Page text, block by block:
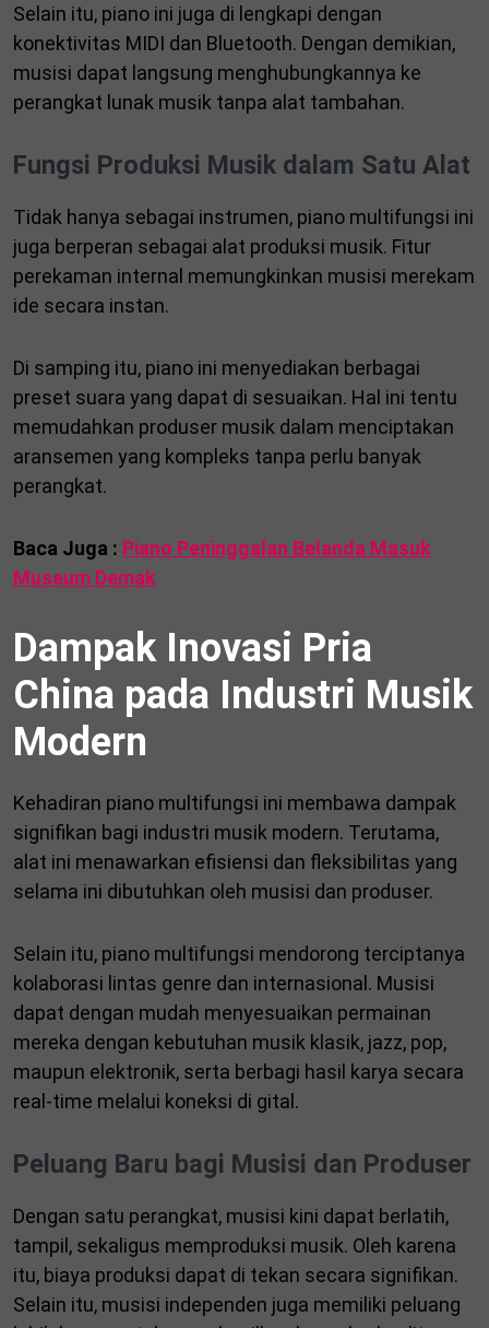
Selain itu, piano ini juga di lengkapi dengan
konektivitas MIDI dan Bluetooth. Dengan demikian,
musisi dapat langsung menghubungkannya ke
perangkat lunak musik tanpa alat tambahan.
Fungsi Produksi Musik dalam Satu Alat
Tidak hanya sebagai instrumen, piano multifungsi ini
juga berperan sebagai alat produksi musik. Fitur
perekaman internal memungkinkan musisi merekam
ide secara instan.
Di samping itu, piano ini menyediakan berbagai
preset suara yang dapat di sesuaikan. Hal ini tentu
memudahkan produser musik dalam menciptakan
aransemen yang kompleks tanpa perlu banyak
perangkat.
Baca Juga : Piano Peninggalan Belanda Masuk
Museum Demak
Dampak Inovasi Pria
China pada Industri Musik
Modern
Kehadiran piano multifungsi ini membawa dampak
signifikan bagi industri musik modern. Terutama,
alat ini menawarkan efisiensi dan fleksibilitas yang
selama ini dibutuhkan oleh musisi dan produser.
Selain itu, piano multifungsi mendorong terciptanya
kolaborasi lintas genre dan internasional. Musisi
dapat dengan mudah menyesuaikan permainan
mereka dengan kebutuhan musik klasik, jazz, pop,
maupun elektronik, serta berbagi hasil karya secara
real-time melalui koneksi di gital.
Peluang Baru bagi Musisi dan Produser
Dengan satu perangkat, musisi kini dapat berlatih,
tampil, sekaligus memproduksi musik. Oleh karena
itu, biaya produksi dapat di tekan secara signifikan.
Selain itu, musisi independen juga memiliki peluang